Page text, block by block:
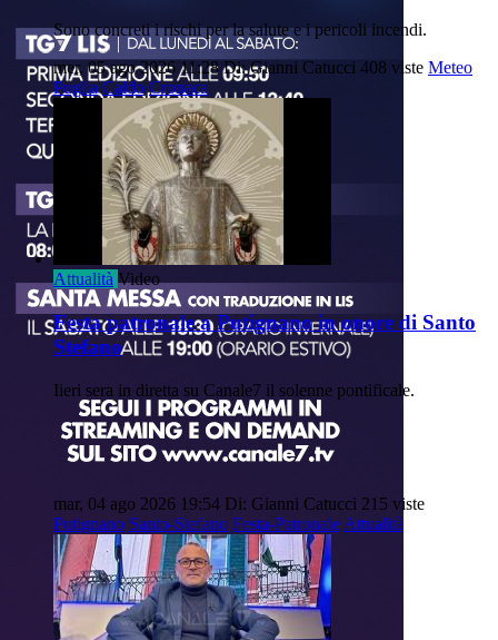
Sono concreti i rischi per la salute e i pericoli incendi.
mer, 05 ago 2026 11:28 Di: Gianni Catucci 408 viste Meteo
Puglia Caldo Cronaca
Attualità Video
Festa patronale a Putignano in onore di Santo
Stefano
Iieri sera in diretta su Canale7 il solenne pontificale.
mar, 04 ago 2026 19:54 Di: Gianni Catucci 215 viste
Putignano Santo-Stefano Festa-Patronale Attualità